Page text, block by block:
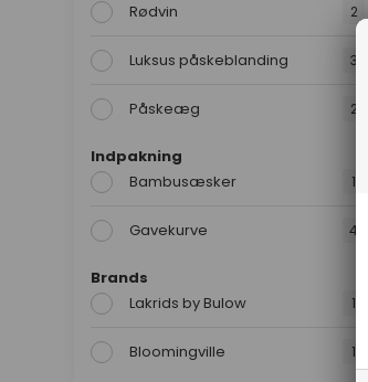
Rødvin 2
Luksus påskeblanding 3
Påskeæg 2
Indpakning
Bambusæsker
1
Gavekurve 4
Brands
Lakrids by Bulow
1
Bloomingville 1